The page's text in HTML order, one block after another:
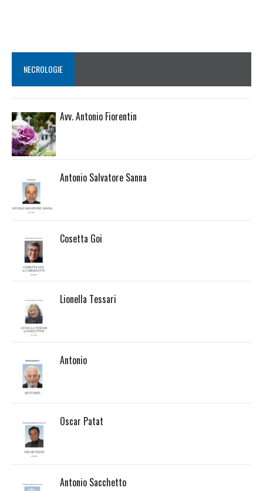
NECROLOGIE
Avv. Antonio Fiorentin
Antonio Salvatore Sanna
Cosetta Goi
Lionella Tessari
Antonio
Oscar Patat
Antonio Sacchetto